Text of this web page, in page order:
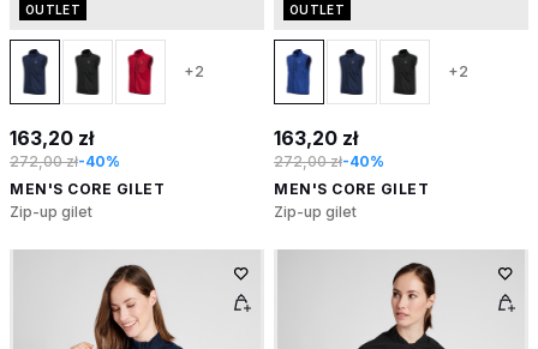
OUTLET
+2
163,20 zł
272,00 zł-40%
MEN'S CORE GILET
Zip-up gilet
OUTLET
+2
163,20 zł
272,00 zł-40%
MEN'S CORE GILET
Zip-up gilet